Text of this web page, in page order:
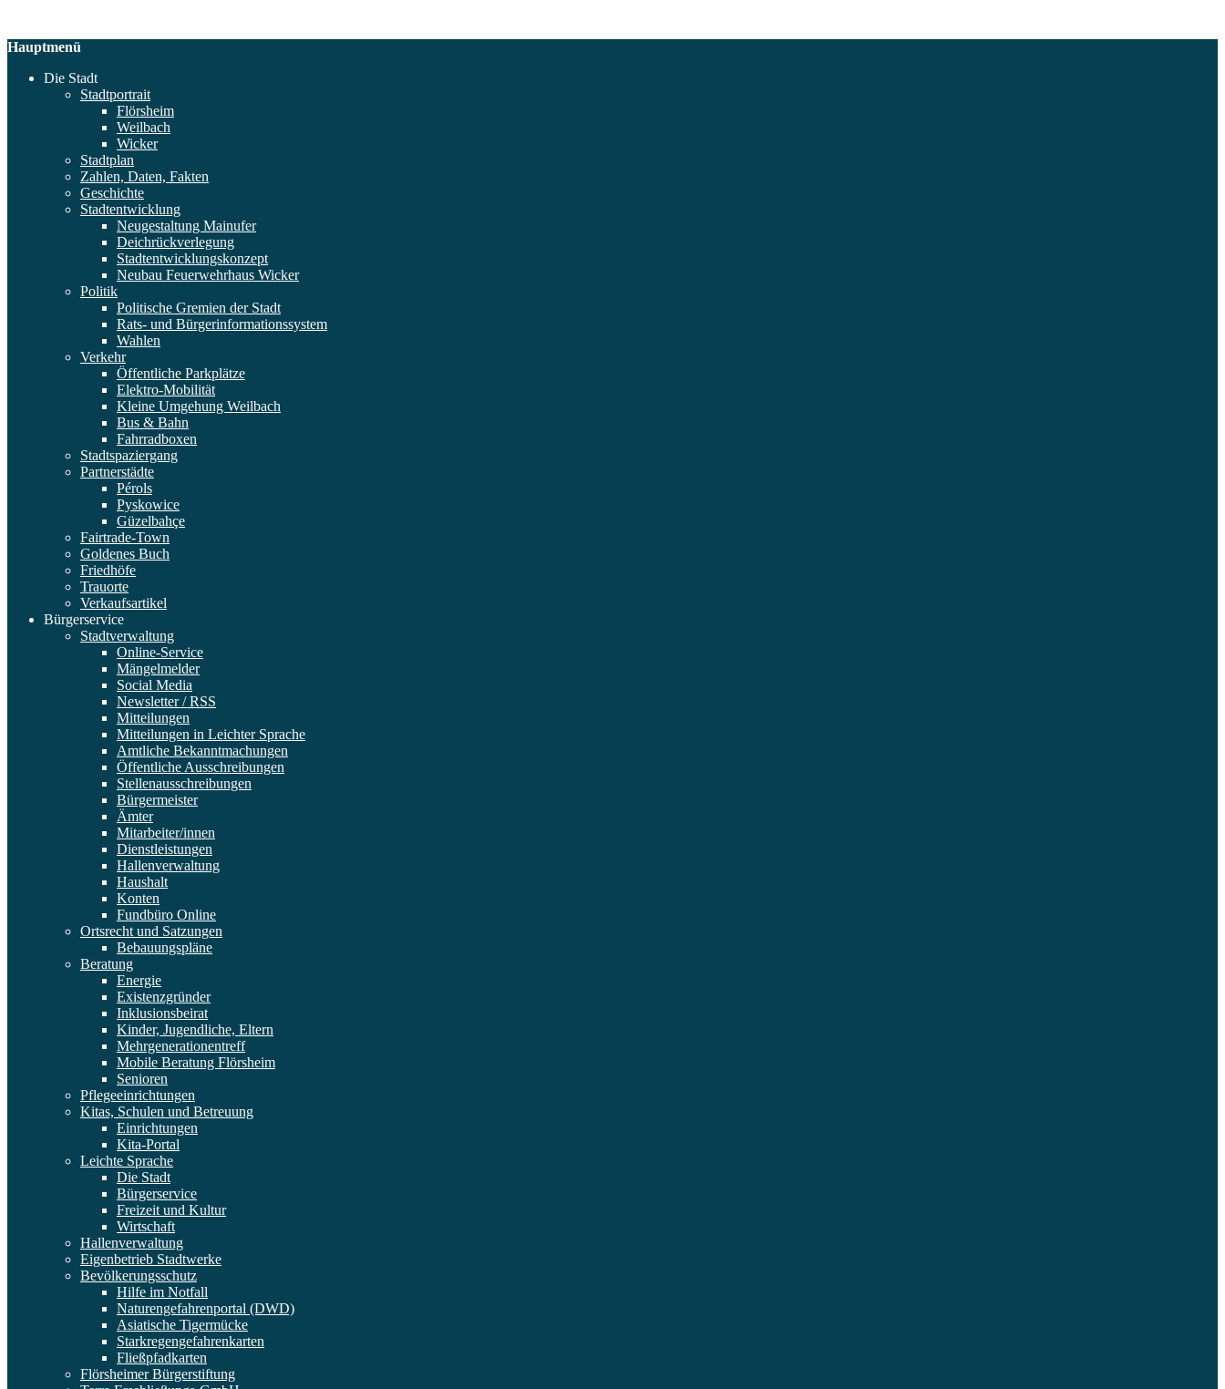
Hauptmenü
Die Stadt
Stadtportrait
Flörsheim
Weilbach
Wicker
Stadtplan
Zahlen, Daten, Fakten
Geschichte
Stadtentwicklung
Neugestaltung Mainufer
Deichrückverlegung
Stadtentwicklungskonzept
Neubau Feuerwehrhaus Wicker
Politik
Politische Gremien der Stadt
Rats- und Bürgerinformationssystem
Wahlen
Verkehr
Öffentliche Parkplätze
Elektro-Mobilität
Kleine Umgehung Weilbach
Bus & Bahn
Fahrradboxen
Stadtspaziergang
Partnerstädte
Pérols
Pyskowice
Güzelbahçe
Fairtrade-Town
Goldenes Buch
Friedhöfe
Trauorte
Verkaufsartikel
Bürgerservice
Stadtverwaltung
Online-Service
Mängelmelder
Social Media
Newsletter / RSS
Mitteilungen
Mitteilungen in Leichter Sprache
Amtliche Bekanntmachungen
Öffentliche Ausschreibungen
Stellenausschreibungen
Bürgermeister
Ämter
Mitarbeiter/innen
Dienstleistungen
Hallenverwaltung
Haushalt
Konten
Fundbüro Online
Ortsrecht und Satzungen
Bebauungspläne
Beratung
Energie
Existenzgründer
Inklusionsbeirat
Kinder, Jugendliche, Eltern
Mehrgenerationentreff
Mobile Beratung Flörsheim
Senioren
Pflegeeinrichtungen
Kitas, Schulen und Betreuung
Einrichtungen
Kita-Portal
Leichte Sprache
Die Stadt
Bürgerservice
Freizeit und Kultur
Wirtschaft
Hallenverwaltung
Eigenbetrieb Stadtwerke
Bevölkerungsschutz
Hilfe im Notfall
Naturengefahrenportal (DWD)
Asiatische Tigermücke
Starkregengefahrenkarten
Fließpfadkarten
Flörsheimer Bürgerstiftung